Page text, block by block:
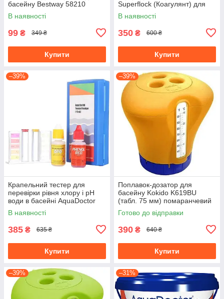
басейну Bestway 58210
В наявності
99 ₴ 349 ₴
Купити
Superflock (Коагулянт) для
басейну, 1 кг таблеток
В наявності
350 ₴ 600 ₴
Купити
–39%
Крапельний тестер для
перевірки рівня хлору і pH
води в басейні AquaDoctor
Basic Cl/pH
В наявності
385 ₴ 635 ₴
Купити
–39%
Поплавок-дозатор для
басейну Kokido K619BU
(табл. 75 мм) помаранчевий
з термометром для
хлорування басейнів
Готово до відправки
390 ₴ 640 ₴
Купити
–39% –31%